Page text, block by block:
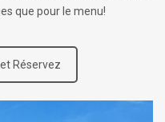
que pour le menu!
Réservez